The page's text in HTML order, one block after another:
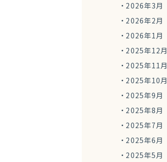
2026年3月
2026年2月
2026年1月
2025年12月
2025年11月
2025年10月
2025年9月
2025年8月
2025年7月
2025年6月
2025年5月